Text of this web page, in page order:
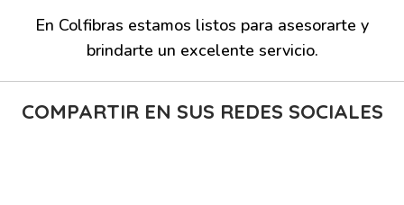
En Colfibras estamos listos para asesorarte y
brindarte un excelente servicio.
COMPARTIR EN SUS REDES SOCIALES